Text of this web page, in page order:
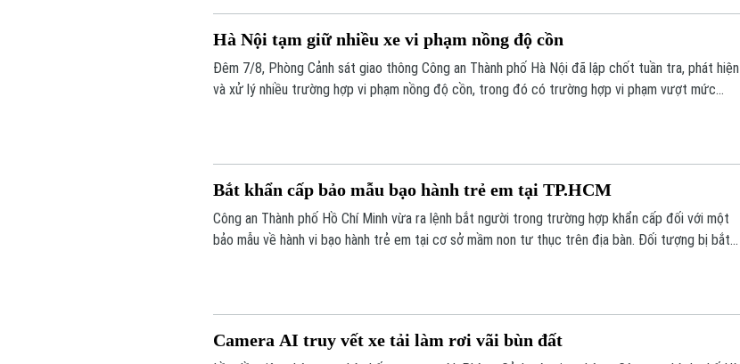
Hà Nội tạm giữ nhiều xe vi phạm nồng độ cồn
Đêm 7/8, Phòng Cảnh sát giao thông Công an Thành phố Hà Nội đã lập chốt tuần tra, phát hiện
và xử lý nhiều trường hợp vi phạm nồng độ cồn, trong đó có trường hợp vi phạm vượt mức
Bắt khẩn cấp bảo mẫu bạo hành trẻ em tại TP.HCM
Công an Thành phố Hồ Chí Minh vừa ra lệnh bắt người trong trường hợp khẩn cấp đối với một
bảo mẫu về hành vi bạo hành trẻ em tại cơ sở mầm non tư thục trên địa bàn. Đối tượng bị bắt
Camera AI truy vết xe tải làm rơi vãi bùn đất